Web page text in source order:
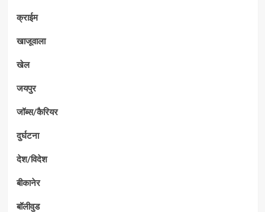
क्राईम
खाजूवाला
खेल
जयपुर
जॉब्स/कैरियर
दुर्घटना
देश/विदेश
बीकानेर
बॉलीवुड